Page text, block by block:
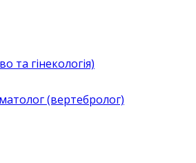
та гінекологія)
(вертебролог)